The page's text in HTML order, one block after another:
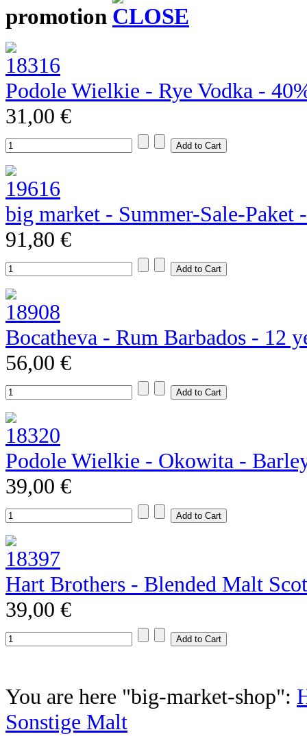
promotion
Podole Wielkie - Rye Vodka -
31,00 €
big market - Summer-Sale-Paket
91,80 €
Bocatheva - Rum Barbados - 12
56,00 €
Podole Wielkie - Okowita -
39,00 €
Hart Brothers - Blended Malt
39,00 €
You are here "big-market-shop":
Sonstige Malt